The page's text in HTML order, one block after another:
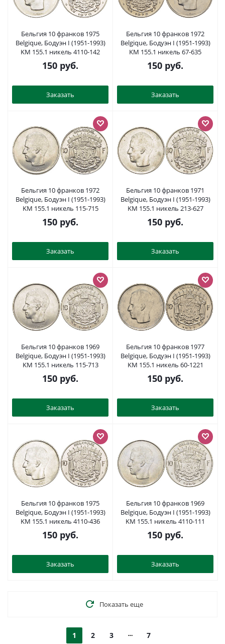
Бельгия 10 франков 1975
Belgique, Бодуэн I (1951-1993)
KM 155.1 никель 4110-142
150 руб.
Заказать
Бельгия 10 франков 1972
Belgique, Бодуэн I (1951-1993)
KM 155.1 никель 67-635
150 руб.
Заказать
Бельгия 10 франков 1972
Belgique, Бодуэн I (1951-1993)
KM 155.1 никель 115-715
150 руб.
Заказать
Бельгия 10 франков 1971
Belgique, Бодуэн I (1951-1993)
KM 155.1 никель 213-627
150 руб.
Заказать
Бельгия 10 франков 1969
Belgique, Бодуэн I (1951-1993)
KM 155.1 никель 115-713
150 руб.
Заказать
Бельгия 10 франков 1977
Belgique, Бодуэн I (1951-1993)
KM 155.1 никель 60-1221
150 руб.
Заказать
Бельгия 10 франков 1975
Belgique, Бодуэн I (1951-1993)
KM 155.1 никель 4110-436
150 руб.
Заказать
Бельгия 10 франков 1969
Belgique, Бодуэн I (1951-1993)
KM 155.1 никель 4110-111
150 руб.
Заказать
Показать еще
1 2 3 7